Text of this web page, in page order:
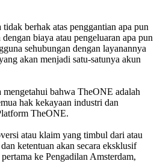
berhak atas penggantian apa pun
biaya atau pengeluaran apa pun
sehubungan dengan layanannya
akan menjadi satu-satunya akun
bahwa TheONE adalah
hak kekayaan industri dan
TheONE.
atau klaim yang timbul dari atau
ketentuan akan secara eksklusif
ke Pengadilan Amsterdam,